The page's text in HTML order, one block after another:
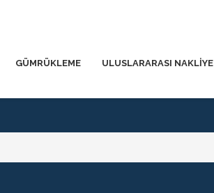
GÜMRÜKLEME ULUSLARARASI NAKLİYE